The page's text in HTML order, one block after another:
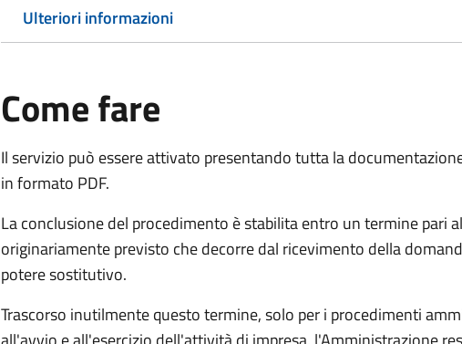
Ulteriori informazioni
Come fare
Il servizio può essere attivato presentando tutta la
in formato PDF.
La conclusione del procedimento è stabilita entro un termine pari
originariamente previsto che decorre dal ricevimento della
potere sostitutivo.
Trascorso inutilmente questo termine,solo per i procedimenti